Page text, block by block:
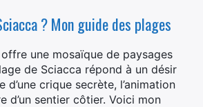
? Mon guide des plages
une mosaïque de paysages
de Sciacca répond à un désir
crique secrète, l’animation
d’un sentier côtier. Voici mon